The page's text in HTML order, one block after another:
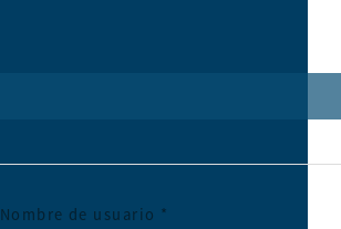
Nombre de usuario *